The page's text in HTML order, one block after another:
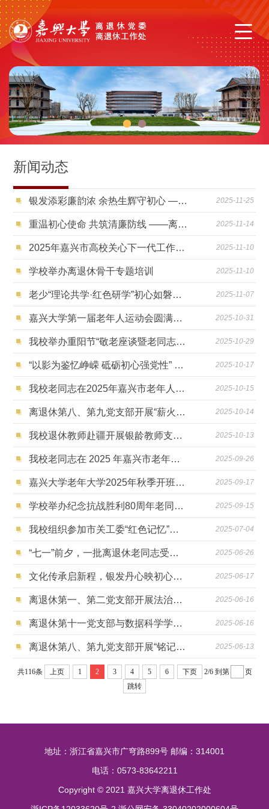
新闻动态
银发添彩廉韵浓 余热生辉守初心 ——离退休党委、离退休工作处组织老同志参与廉洁教育系列活动喜获佳绩 2025-11-25
重温初心使命 共筑清廉防线 ——离退休五、六党支部与机械工程学院（机器人工程学院）党委联合开展主题党日活动 2025-11-14
2025年嘉兴市高校关心下一代工作会议暨“关爱有嘉・福彩助圆大学梦”资助仪式在我校举行 2025-11-10
学校举办离退休骨干专题培训 2025-11-10
老少“理论共学·红色研学”初心如磐向未来——离退休第一、第二党支部与经济学院学生党支部开展系列联学共建活动 2025-11-07
嘉兴大学第一届老年人运动会圆满举行 2025-10-31
我校举办重阳节“敬老座谈暨老同志逢十集体生日会”活动 2025-10-29
“以影为鉴忆峥嵘 砥砺初心强党性” ——离退休第六党支部与机械工程学院开展观影教育活动 2025-10-17
我校老同志在2025年嘉兴市老年人气排球交流活动中斩获佳绩 2025-10-15
离退休第八、第九党支部开展“薪火相传 红色赋能”主题党日活动 2025-10-14
我校退休教师赴疆开展银龄教师支教活动 2025-10-13
我校老同志在 2025 年嘉兴市老年人门球 交流活动中斩获佳绩 2025-09-26
嘉兴大学老年大学2025年秋季开班通知 2025-09-17
学校举办纪念抗战胜利80周年老同志书画展 2025-09-15
我校组织参加市关工委“红色记忆”大学生暑期社会实践启动仪式 2025-07-04
“七一”前夕，一批离退休老同志受到表彰 2025-06-26
文化传承启新程，银发丹心映初心——离退休第三党支部开展主题党日活动 2025-06-17
离退休第一、第二党支部开展法治教育主题党日活动 2025-06-16
离退休第十一党支部与数据科学学院开展“与信仰对话”老少共建活动 2025-06-16
离退休第八、第九党支部开展“铭记历史记忆 传承红色基因”主题党日活动 2025-06-13
共116条 上页 1 2 3 4 5 6 下页 2/6 到第
页
跳转
地址：浙江省嘉兴市广穹路899号 邮编：314001
电话：0573-83642211
Copyright © 2021 嘉兴大学离退休工作处